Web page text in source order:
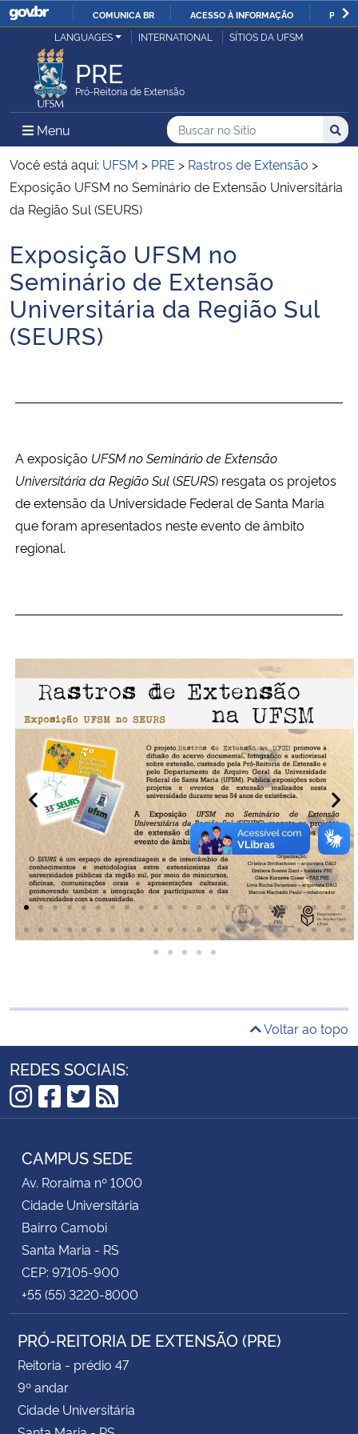
IR
COMUNICA BR ACESSO À INFORMAÇÃO
Ministério da Justiça e Segurança Pública
Ministério da Defesa
Ministério das Relações Exteriores
Ministério da Economia
Ministério da Infraestrutura
Ministério da Agricultura, Pecuária e Abastecimento
Ministério da Educação
Ministério de Minas e Energia
Ministério da Ciência, Tecnologia, Inovações e Comunicações
Ministério do Meio Ambiente
Ministério da Mulher, da Família e dos Direitos Humanos
Secretaria-Geral
Secretaria de Governo
Gabinete de Segurança Institucional
Advocacia-Geral da União
Banco Central do Brasil
LANGUAGES INTERNATIONAL SÍTIOS DA UFSM
PRE
Pró-Reitoria de Extensão
Menu Menu Principal do Sítio
Busca
Buscar no no Sítio
Busca:
Você está aqui: UFSM > PRE > Rastros de Extensão >
Exposição UFSM no Seminário de Extensão Universitária
da Região Sul (SEURS)
Início do conteúdo
Exposição UFSM no
Seminário de Extensão
Universitária da Região Sul
(SEURS)
A exposição UFSM no Seminário de Extensão
Universitária da Região Sul(SEURS) resgata os projetos
de extensão da Universidade Federal de Santa Maria
que foram apresentados neste evento de âmbito
regional.
Voltar ao topo
REDES SOCIAIS:
Instagram
Facebook
Twitter
RSS
CAMPUS SEDE
Av. Roraima nº 1000
Cidade Universitária
Bairro Camobi
Santa Maria - RS
CEP: 97105-900
+55 (55) 3220-8000
PRÓ-REITORIA DE EXTENSÃO (PRE)
Reitoria - prédio 47
9º andar
Cidade Universitária